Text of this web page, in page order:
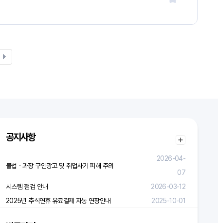
공지사항
불법ㆍ과장 구인광고 및 취업사기 피해 주의
2026-04-
07
시스템 점검 안내
2026-03-12
2025년 추석연휴 유료결제 자동 연장안내
2025-10-01